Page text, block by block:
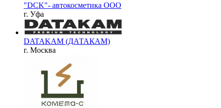
"DCK"- автокосметика ООО
г. Уфа
DATAKAM (ДАТАКАМ)
г. Москва